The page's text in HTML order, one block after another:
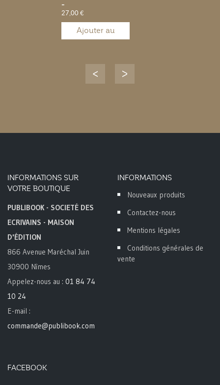
-
27,00 €
Ajouter au
INFORMATIONS SUR
VOTRE BOUTIQUE
PUBLIBOOK - SOCIETÉ DES
ECRIVAINS - MAISON
D'ÉDITION
866 Avenue Maréchal Juin
30900 Nîmes
Appelez-nous au : 01 84 74
10 24
E-mail :
commande@publibook.com
INFORMATIONS
Nouveaux produits
Contactez-nous
Mentions légales
Conditions générales de
vente
FACEBOOK